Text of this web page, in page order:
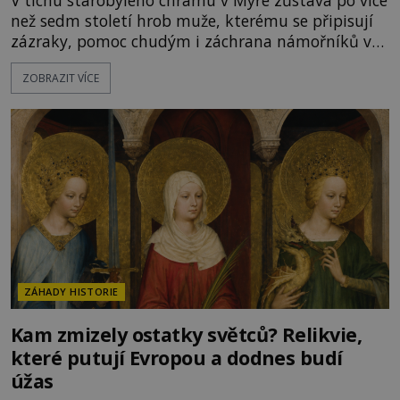
než sedm století hrob muže, kterému se připisují
zázraky, pomoc chudým i záchrana námořníků v
bouřích. Pak ale přichází rok 1087 a klidné místo
se mění v dějiště podivné noční výpravy. Skupina
Mikuláše a odváží jeho ostatky přes moře do Bari.
Je to zbožná záchrana před nebezpečím, nebo
promyšlená krádež,
ZOBRAZIT VÍCE
ZÁHADY HISTORIE
Kam zmizely ostatky světců? Relikvie,
které putují Evropou a dodnes budí
úžas